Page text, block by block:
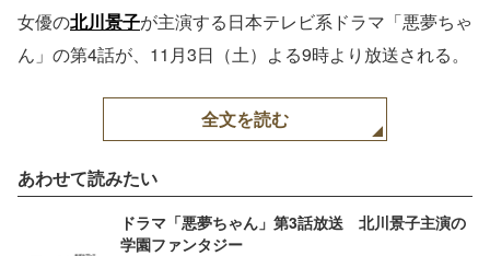
女優の北川景子が主演する日本テレビ系ドラマ「悪夢ちゃ
ん」の第4話が、11月3日（土）よる9時より放送される。
全文を読む
あわせて読みたい
ドラマ「悪夢ちゃん」第3話放送 北川景子主演の
学園ファンタジー